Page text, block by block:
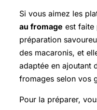
Si vous aimez les
au fromage est faite
préparation
des macaronis, et
adaptée en ajoutant
fromages selon vos
Pour la préparer,